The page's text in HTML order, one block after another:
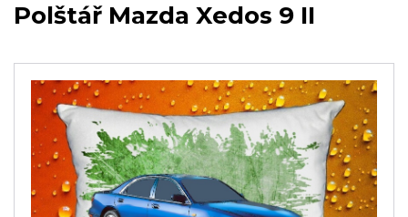
Polštář Mazda Xedos 9 II